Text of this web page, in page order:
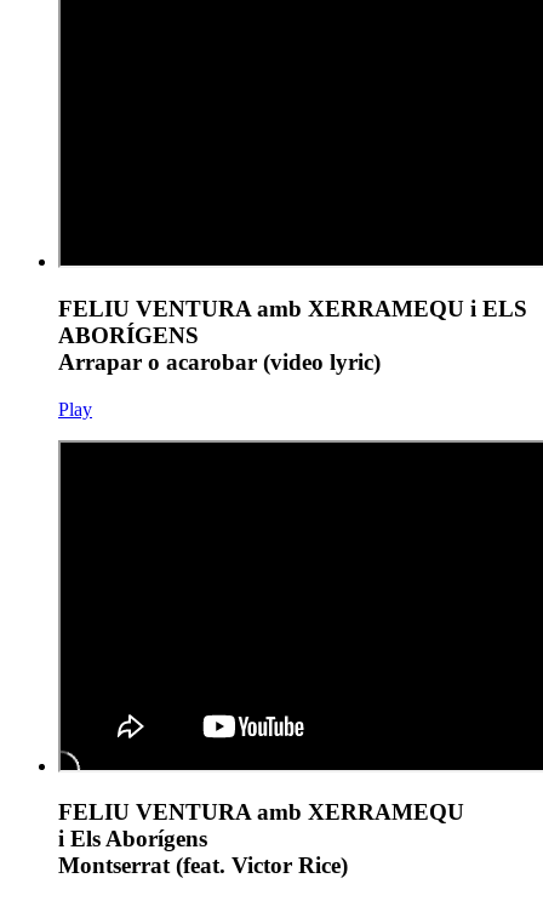
FELIU VENTURA amb XERRAMEQU i ELS
ABORÍGENS
Arrapar o acarobar (video lyric)
Play
FELIU VENTURA amb XERRAMEQU
i Els Aborígens
Montserrat (feat. Victor Rice)